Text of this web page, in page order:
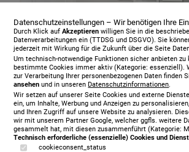
Jensen Diplomat Lean Motorbett 180 x
Ceres, 477
Datenschutzeinstellungen – Wir benötigen Ihre
Durch Klick aufAkzeptieren willigen Sie in die
Datenverarbeitungen ein (TTDSG und DSGVO). Sie
jederzeit mit Wirkung für die Zukunft über die Seite
Um technisch-notwendige Funktionen sicher anbieten zu
bestimmte Cookies immer aktiv (Kategorie: essenziell).
zur Verarbeitung Ihrer personenbezogenen Daten finden
ansehen und in unserenDatenschutzinformationen.
Wir setzen auf unserer Seite Cookies und externe
ein, um Inhalte, Werbung und Anzeigen zu
und Ihren Zugriff auf unsere Website zu analysieren.
wir mit unserem Partner Google, welcher ggfls. weitere
gesammelt hat, mit diesen zusammenführt (Kategorie:
Technisch erforderliche (essenzielle) Cookies und
cookieconsent_status